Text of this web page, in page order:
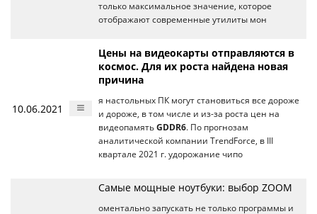
только максимальное значение, которое
отображают современные утилиты мон
10.06.2021
Цены на видеокарты отправляются в
космос. Для их роста найдена новая
причина
я настольных ПК могут становиться все дороже
и дороже, в том числе и из-за роста цен на
видеопамять GDDR6. По прогнозам
аналитической компании TrendForce, в III
квартале 2021 г. удорожание чипо
Самые мощные ноутбуки: выбор ZOOM
оментально запускать не только программы и